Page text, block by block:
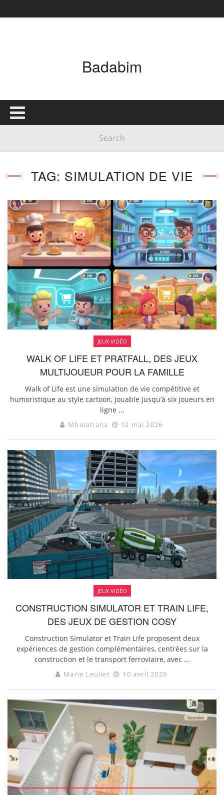
Badabim
TAG: SIMULATION DE VIE
JEUX VIDÉO
WALK OF LIFE ET PRATFALL, DES JEUX
MULTIJOUEUR POUR LA FAMILLE
Walk of Life est une simulation de vie compétitive et
humoristique au style cartoon, jouable jusqu’à six joueurs en
ligne ...
Mbolatiana 12 mai 2026
JEUX VIDÉO
CONSTRUCTION SIMULATOR ET TRAIN LIFE,
DES JEUX DE GESTION COSY
Construction Simulator et Train Life proposent deux
expériences de gestion complémentaires, centrées sur la
construction et le transport ferroviaire, avec ...
Marie Leuliet 10 avril 2026